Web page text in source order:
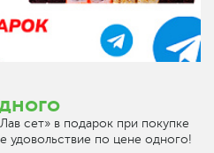
сет» в подарок при покупке
удовольствие по цене одного!